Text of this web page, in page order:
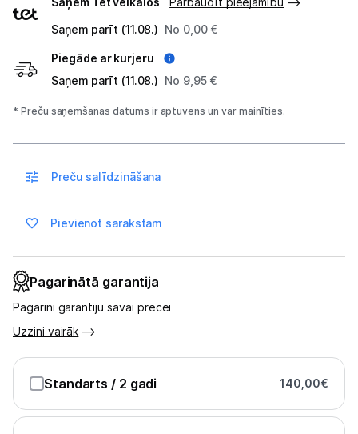
Piegāde un apmaksa
Uzņēmumiem
Tet pakalpojumi
Kontakti
Informācija
veidi
Saņem parīt (11.08.) No 0,00 €
Piegāde ar kurjeru
Saņem parīt (11.08.) No 9,95 €
* Preču saņemšanas datums ir aptuvens un var mainīties.
Preču salīdzināšana
Pievienot sarakstam
Pagarinātā garantija
Pagarini garantiju savai precei
Uzzini vairāk
Standarts / 2 gadi 140,00€